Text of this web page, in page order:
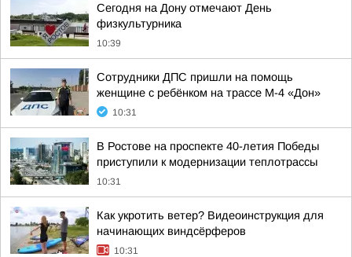
Сегодня на Дону отмечают День
физкультурника
10:39
Сотрудники ДПС пришли на помощь
женщине с ребёнком на трассе М-4 «Дон»
10:31
В Ростове на проспекте 40-летия Победы
приступили к модернизации теплотрассы
10:31
Как укротить ветер? Видеоинструкция для
начинающих виндсёрферов
10:31